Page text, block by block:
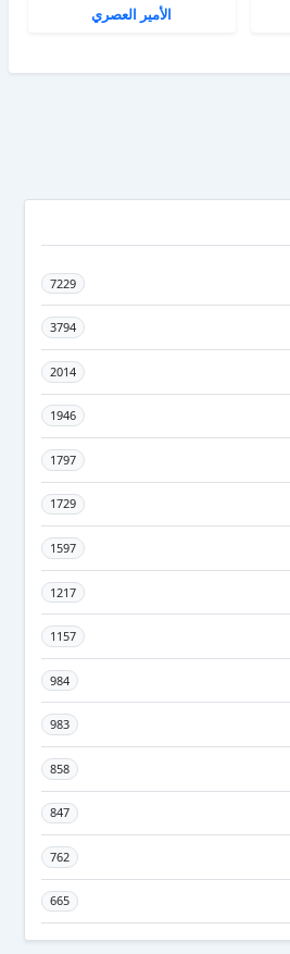
الأمير العصري
7229
3794
2014
1946
1797
1729
1597
1217
1157
984
983
858
847
762
665